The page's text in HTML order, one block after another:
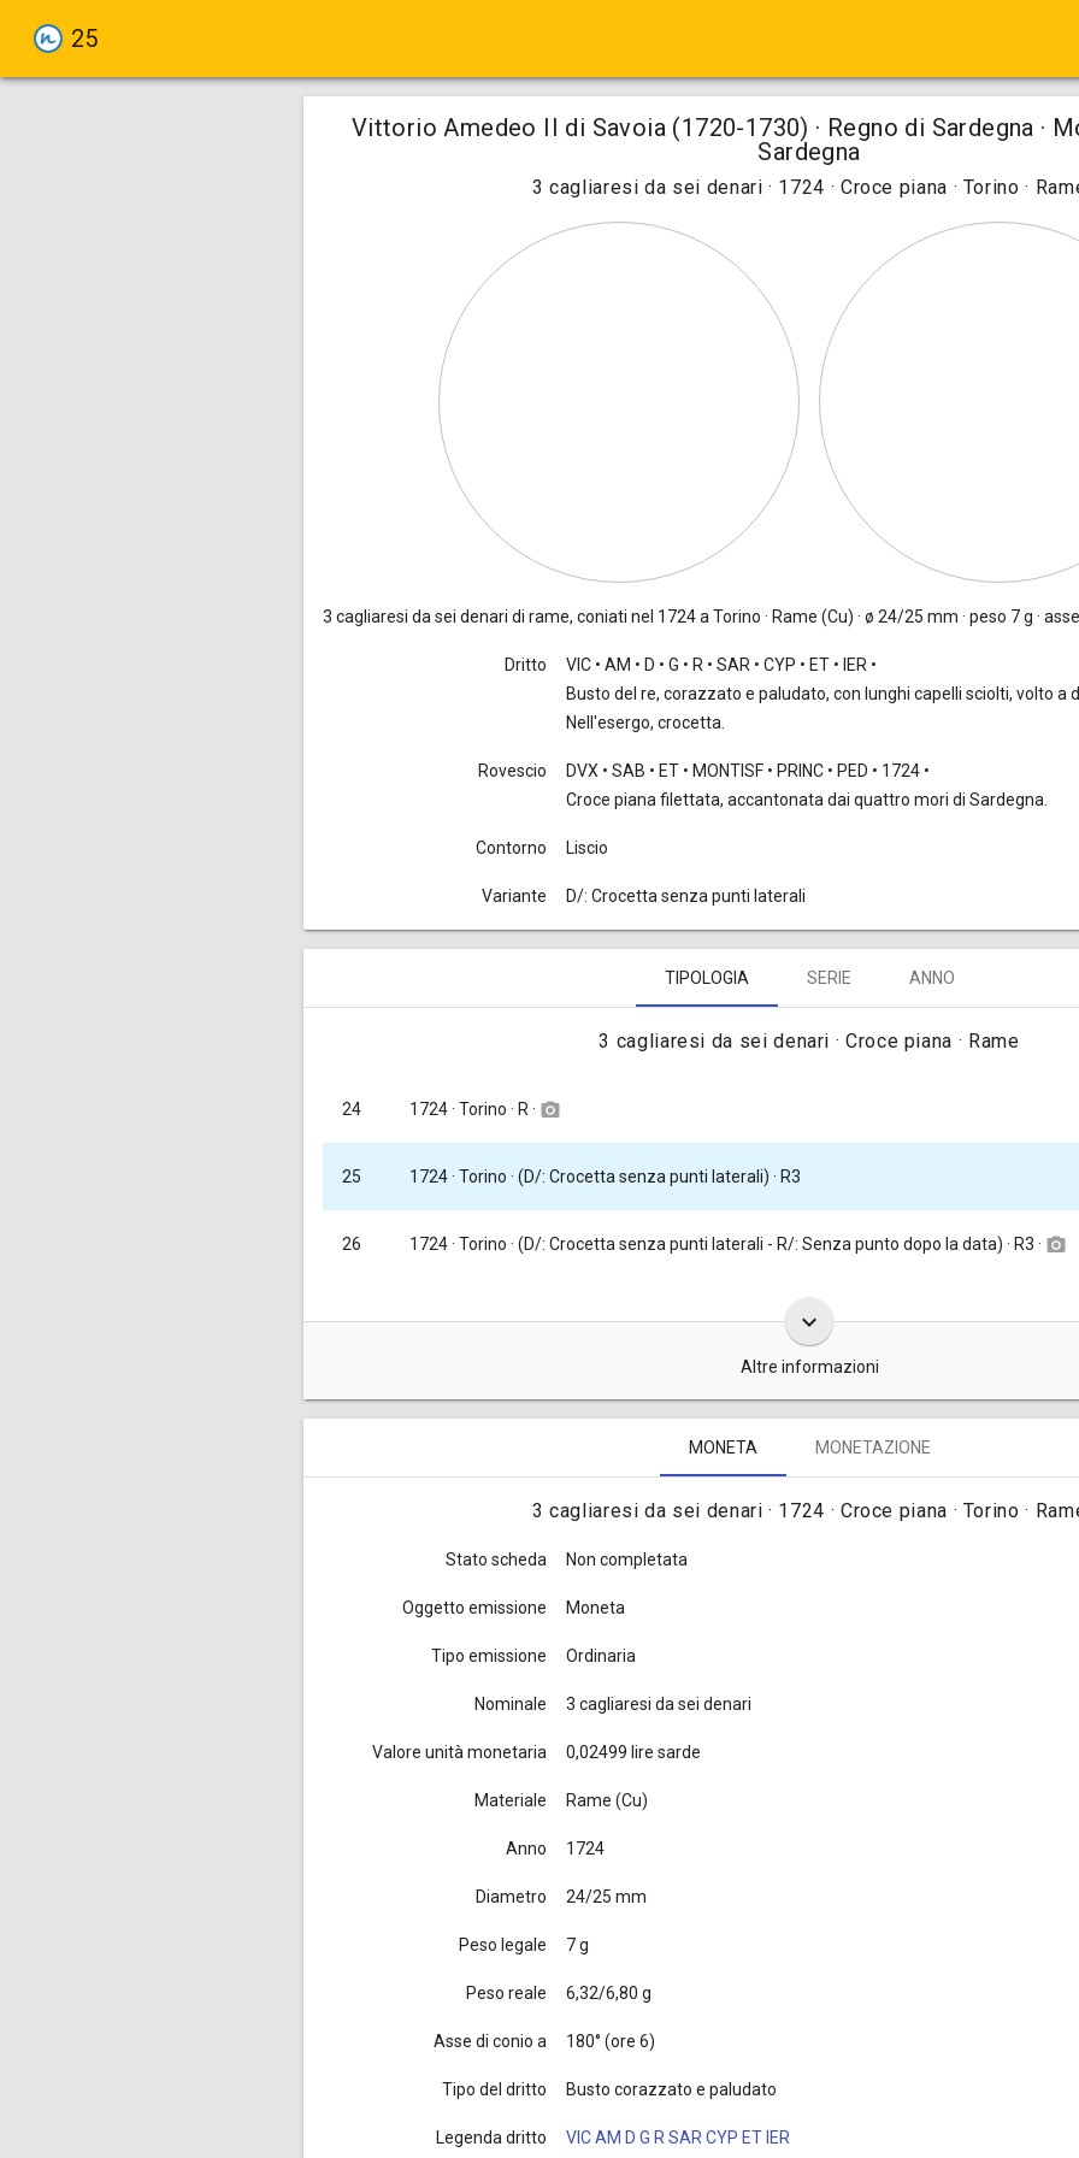
25
Vittorio Amedeo II di Savoia (1720-1730) · Regno di Sardegna ·
Sardegna
3 cagliaresi da sei denari · 1724 · Croce piana · Torino ·
3 cagliaresi da sei denari di rame, coniati nel 1724 a Torino · Rame (Cu) · ø 24/25 mm · peso 7 g ·
Dritto
VIC • AM • D • G • R • SAR • CYP • ET • IER •
Busto del re, corazzato e paludato, con lunghi capelli sciolti, volto a
Nell'esergo, crocetta.
Rovescio
DVX • SAB • ET • MONTISF • PRINC • PED • 1724 •
Croce piana filettata, accantonata dai quattro mori di Sardegna.
Contorno Liscio
Variante D/: Crocetta senza punti laterali
TIPOLOGIA SERIE ANNO
3 cagliaresi da sei denari · Croce piana · Rame
24 1724· Torino · R · camera_alt
25 1724· Torino · (D/: Crocetta senza punti laterali) · R3
26 1724· Torino · (D/: Crocetta senza punti laterali - R/: Senza punto dopo la data) · R3 · camera_alt
keyboard_arrow_down
Altre informazioni
Queste monete da 3 cagliaresi da mezzo soldo sardo furono coniate, complessivamente, in
MONETA MONETAZIONE
3 cagliaresi da sei denari · 1724 · Croce piana · Torino ·
Stato scheda Non completata
Oggetto emissione Moneta
Tipo emissione Ordinaria
Nominale 3 cagliaresi da sei denari
Valore unità monetaria 0,02499 lire sarde
Materiale Rame (Cu)
Anno 1724
Diametro 24/25 mm
Peso legale 7 g
Peso reale 6,32/6,80 g
Asse di conio a 180° (ore 6)
Tipo del dritto Busto corazzato e paludato
Legenda dritto VIC AM D G R SAR CYP ET IER